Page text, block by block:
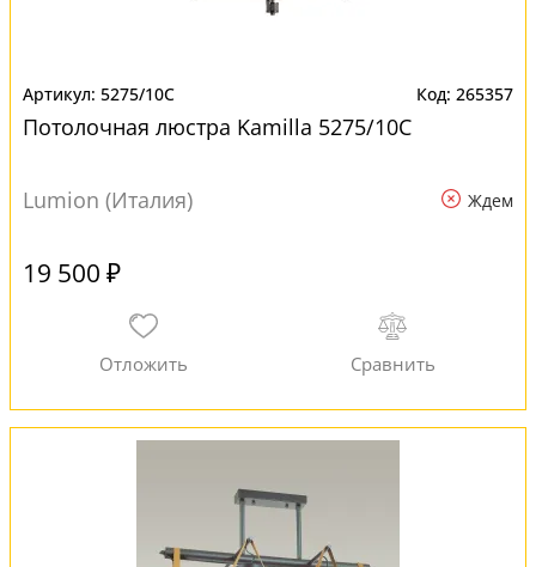
5275/10C 265357
Потолочная люстра Kamilla 5275/10C
Lumion (Италия) Ждем
19 500 ₽